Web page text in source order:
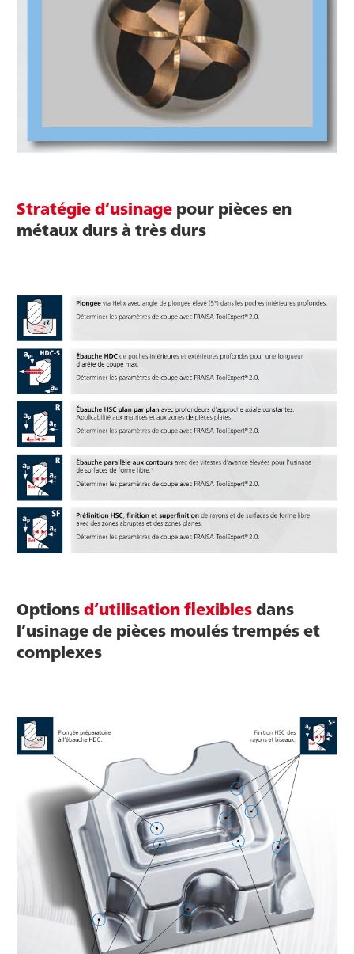
Stratégie d’usinage pour pièces en
métaux durs à très durs
Optionsd’utilisation flexiblesdans
l’usinage de pièces moulés trempés et
complexes